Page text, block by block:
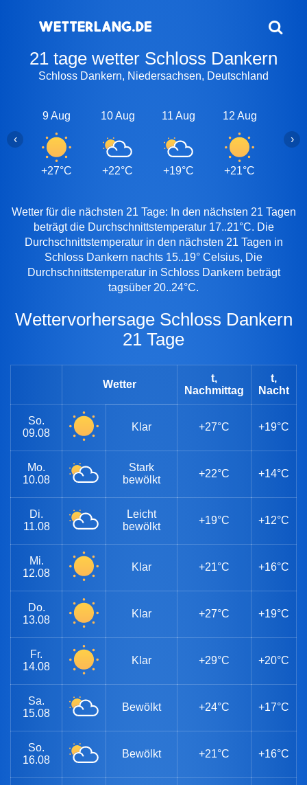
21 tage wetter Schloss Dankern
Schloss Dankern, Niedersachsen, Deutschland
9 Aug
+27°C
10 Aug
+22°C
11 Aug
+19°C
12 Aug
+21°C
‹ ›
Wetter für die nächsten 21 Tage: In den nächsten 21 Tagen
beträgt die Durchschnittstemperatur 17..21°C. Die
Durchschnittstemperatur in den nächsten 21 Tagen in
Schloss Dankern nachts 15..19° Celsius, Die
Durchschnittstemperatur in Schloss Dankern beträgt
tagsüber 20..24°C.
Wettervorhersage Schloss Dankern
21 Tage
Wetter
t,
Nachmittag
t,
Nacht
So.
09.08
Klar +27°C +19°C
Mo.
10.08
Stark
bewölkt
+22°C +14°C
Di.
11.08
Leicht
bewölkt
+19°C +12°C
Mi.
12.08
Klar +21°C +16°C
Do.
13.08
Klar +27°C +19°C
Fr.
14.08
Klar +29°C +20°C
Sa.
15.08
Bewölkt +24°C +17°C
So.
16.08
Bewölkt +21°C +16°C